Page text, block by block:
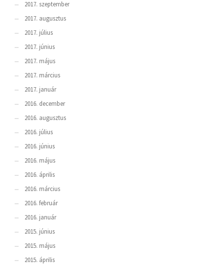
2017. szeptember
2017. augusztus
2017. július
2017. június
2017. május
2017. március
2017. január
2016. december
2016. augusztus
2016. július
2016. június
2016. május
2016. április
2016. március
2016. február
2016. január
2015. június
2015. május
2015. április